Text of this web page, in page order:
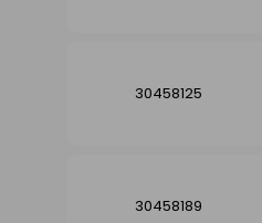
30458125
30458189